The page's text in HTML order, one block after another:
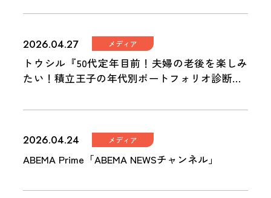
2026.04.27 メディア
トウシル『50代定年目前！夫婦の老後を楽しみ
たい！積立王子の年代別ポートフォリオ診断 5
2026.04.24 メディア
ABEMA Prime「ABEMA NEWSチャンネル」